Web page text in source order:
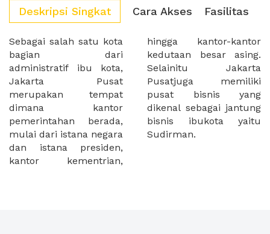
Deskripsi Singkat Cara Akses Fasilitas
Sebagai salah satu kota
bagian dari
administratif ibu kota,
Jakarta Pusat
merupakan tempat
dimana kantor
pemerintahan berada,
mulai dari istana negara
dan istana presiden,
kantor kementrian,
hingga kantor-kantor
kedutaan besar asing.
Selainitu Jakarta
Pusatjuga memiliki
pusat bisnis yang
dikenal sebagai jantung
bisnis ibukota yaitu
Sudirman.